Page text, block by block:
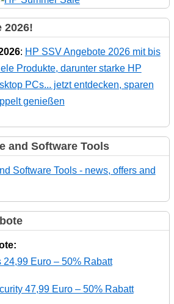
2026!
: HP SSV Angebote 2026 mit bis
Produkte, darunter starke HP
PCs... jetzt entdecken, sparen
genießen
and Software Tools
Software Tools - news, offers and
24,99 Euro – 50% Rabatt
47,99 Euro – 50% Rabatt